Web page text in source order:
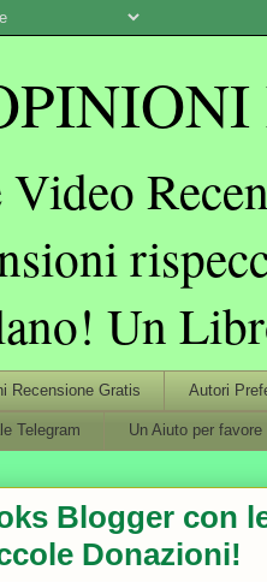
Video
Un
Recensione Gratis Autori
Telegram Un Aiuto per favore
Blogger con
Donazioni!